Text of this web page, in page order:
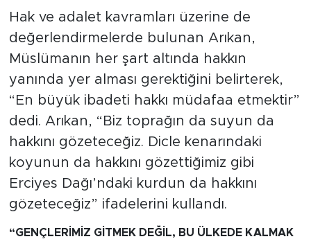
Hak ve adalet kavramları üzerine de
değerlendirmelerde bulunan Arıkan,
Müslümanın her şart altında hakkın
yanında yer alması gerektiğini belirterek,
“En büyük ibadeti hakkı müdafaa etmektir”
dedi. Arıkan, “Biz toprağın da suyun da
hakkını gözeteceğiz. Dicle kenarındaki
koyunun da hakkını gözettiğimiz gibi
Erciyes Dağı’ndaki kurdun da hakkını
gözeteceğiz” ifadelerini kullandı.
“GENÇLER İM İZ GİTMEK DEĞİL, BU ÜLKEDE KALMAK